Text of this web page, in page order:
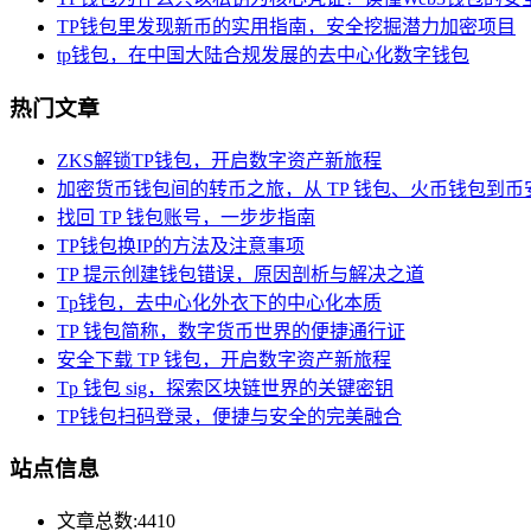
TP钱包里发现新币的实用指南，安全挖掘潜力加密项目
tp钱包，在中国大陆合规发展的去中心化数字钱包
热门文章
ZKS解锁TP钱包，开启数字资产新旅程
加密货币钱包间的转币之旅，从 TP 钱包、火币钱包到币
找回 TP 钱包账号，一步步指南
TP钱包换IP的方法及注意事项
TP 提示创建钱包错误，原因剖析与解决之道
Tp钱包，去中心化外衣下的中心化本质
TP 钱包简称，数字货币世界的便捷通行证
安全下载 TP 钱包，开启数字资产新旅程
Tp 钱包 sig，探索区块链世界的关键密钥
TP钱包扫码登录，便捷与安全的完美融合
站点信息
文章总数:4410